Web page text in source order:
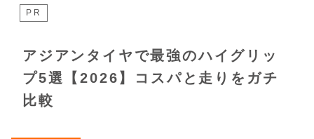
PR
アジアンタイヤで最強のハイグリッ
プ5選【2026】コスパと走りをガチ
比較